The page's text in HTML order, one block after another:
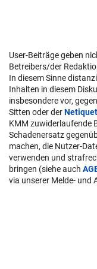
User-Beiträge geben
Betreibers/der
In diesem Sinne
Inhalten in diesem
insbesondere vor,
Sitten oder der
KMM zuwiderlaufende
Schadenersatz
machen, die Nutzer-
verwenden und
bringen (siehe auch
via unserer Melde- und